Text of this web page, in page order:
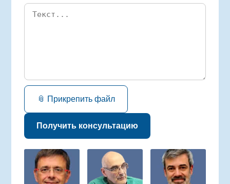
📎 Прикрепить файл
Получить консультацию